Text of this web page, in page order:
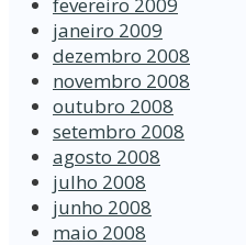
janeiro 2009
dezembro 2008
novembro 2008
outubro 2008
setembro 2008
agosto 2008
julho 2008
junho 2008
maio 2008